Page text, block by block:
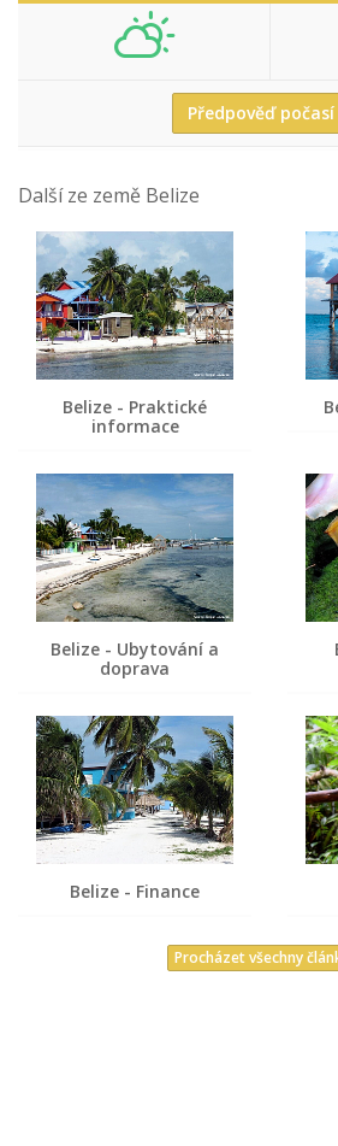
Předpověď počasí
Další ze země Belize
Belize - Praktické
informace
Belize - Ubytování a
doprava
Belize - Finance
Procházet všechny